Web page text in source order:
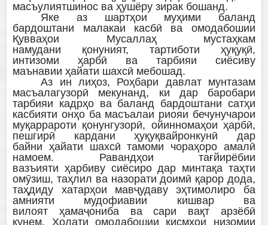
масъулиятшинос ва ҳушёру зирак бошанд.
Яке аз шартҳои муҳими баланд
бардоштани малакаи касбӣ ва омодабошии
Қувваҳои Мусаллаҳ мустаҳкам
намудани қонуният, тартиботи ҳуқуқӣ,
интизоми ҳарбӣ ва тарбияи сиёсиву
маънавии ҳайати шахсӣ мебошад.
Аз ин лиҳоз, Роҳбари давлат мунтазам
масъалагузорӣ мекунанд, ки дар баробари
тарбияи кадрҳо ва баланд бардоштани сатҳи
касбияти онҳо ба масъалаи риояи бечунучарои
муқаррароти қонунгузорӣ, ойинномаҳои ҳарбӣ,
пешгирӣ кардани ҳуқуқвайронкунӣ дар
байни ҳайати шахсӣ тамоми чораҳоро амалӣ
намоем. Равандҳои тағйирёбии
вазъияти ҳарбиву сиёсиро дар минтақа таҳти
омӯзиш, таҳлил ва назорати доимӣ қарор дода,
таҳдиду хатарҳои мавҷудаву эҳтимолиро ба
амнияти мудофиавии кишвар ва
вилоят ҳамаҷониба ва сари вақт арзёбӣ
кунем. Ҳолати омодабошии қисмҳои низомии